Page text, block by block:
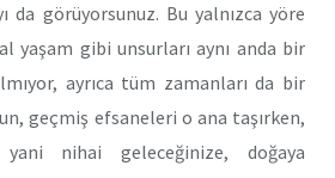
da görüyorsunuz. Bu yalnızca yöre
yaşam gibi unsurları aynı anda bir
ayrıca tüm zamanları da bir
geçmiş efsaneleri o ana taşırken,
nihai geleceğinize, doğaya